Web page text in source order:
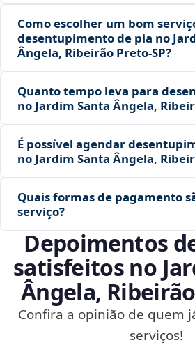
Como escolher um bom
desentupimento de pia no
Ângela, Ribeirão Preto‑SP?
Quanto tempo leva para
no Jardim Santa Ângela,
É possível agendar
no Jardim Santa Ângela,
Quais formas de pagamento
serviço?
Depoimentos
satisfeitos no
Ângela,
Confira a opinião de quem
serviços!